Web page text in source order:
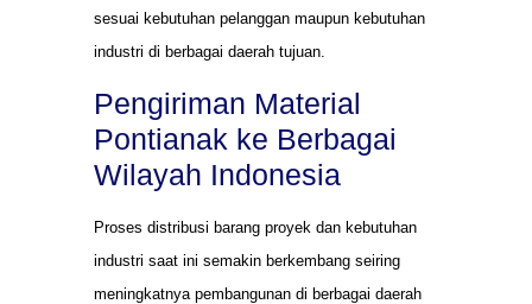
sesuai kebutuhan pelanggan maupun kebutuhan
industri di berbagai daerah tujuan.
Pengiriman Material
Pontianak ke Berbagai
Wilayah Indonesia
Proses distribusi barang proyek dan kebutuhan
industri saat ini semakin berkembang seiring
meningkatnya pembangunan di berbagai daerah